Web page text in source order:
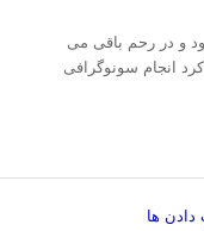
و در رحم باقی می
انجام سونوگرافی
دادن ها